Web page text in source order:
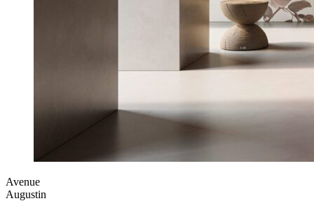
Avenue
Augustin